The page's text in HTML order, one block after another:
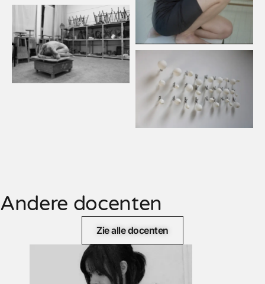
Andere docenten
Zie alle docenten